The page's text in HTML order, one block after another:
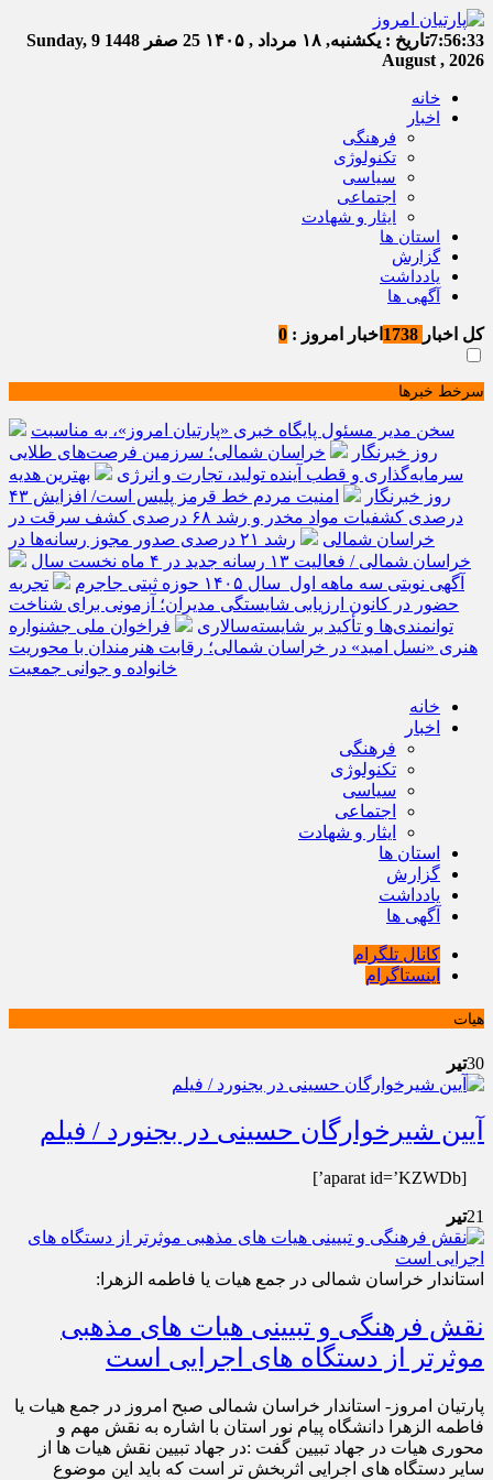
7:56:33تاریخ : یکشنبه, ۱۸ مرداد , ۱۴۰۵ 25 صفر 1448
Sunday, 9
August , 2026
خانه
اخبار
فرهنگی
تکنولوژی
سیاسی
اجتماعی
ایثار و شهادت
استان ها
گزارش
یادداشت
آگهی ها
کل اخبار اخبار امروز : 0
سرخط خبرها
سخن مدیر مسئول پایگاه خبری «پارتیان امروز»، به مناسبت
روز خبرنگار
خراسان شمالی؛ سرزمین فرصت‌های طلایی
سرمایه‌گذاری و قطب آینده تولید، تجارت و انرژی
بهترین هدیه
روز خبرنگار
امنیت مردم خط قرمز پلیس است/ افزایش ۴۳
درصدی کشفیات مواد مخدر و رشد ۶۸ درصدی کشف سرقت در
خراسان شمالی
رشد ۲۱ درصدی صدور مجوز رسانه‌ها در
خراسان شمالی / فعالیت ۱۳ رسانه جدید در ۴ ماه نخست سال
آگهی نوبتی سه ماهه اول سال ۱۴۰۵ حوزه ثبتی جاجرم
تجربه
حضور در کانون ارزیابی شایستگی مدیران؛ آزمونی برای شناخت
توانمندی‌ها و تأکید بر شایسته‌سالاری
فراخوان ملی جشنواره
هنری «نسل امید» در خراسان شمالی؛ رقابت هنرمندان با محوریت
خانواده و جوانی جمعیت
خانه
اخبار
فرهنگی
تکنولوژی
سیاسی
اجتماعی
ایثار و شهادت
استان ها
گزارش
یادداشت
آگهی ها
کانال تلگرام
اینستاگرام
هیات
30تیر
آیین شیرخوارگان حسینی در بجنورد / فیلم
[aparat id=’KZWDb’]
21تیر
استاندار خراسان شمالی در جمع هیات یا فاطمه الزهرا:
نقش فرهنگی و تبیینی هیات های مذهبی
موثرتر از دستگاه های اجرایی است
پارتیان امروز- استاندار خراسان شمالی صبح امروز در جمع هیات یا
فاطمه الزهرا دانشگاه پیام نور استان با اشاره به نقش مهم و
محوری هیات در جهاد تبیین گفت :در جهاد تبیین نقش هیات ها از
سایر دستگاه های اجرایی اثربخش تر است که باید این موضوع